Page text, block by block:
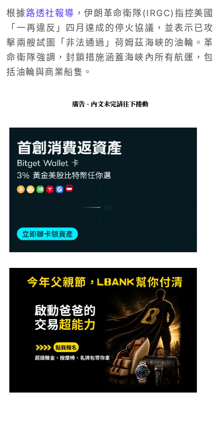
根據路透社報導 ，伊朗革命衛隊(IRGC)指控美國
「一再違反」四月達成的停火協議，並表示已攻
擊兩艘試圖「非法通過」荷姆茲海峽的油輪。革
命衛隊強調，封鎖措施涵蓋海峽內所有航運，包
括油輪與商業船隻。
廣告 - 內文未完請往下捲動